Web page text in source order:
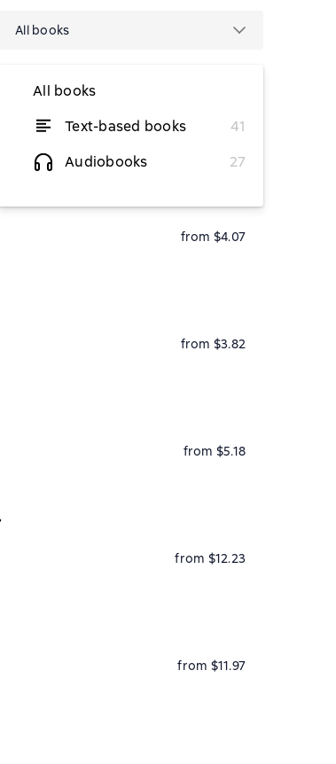
All books
All books
Text-based books
41
Audiobooks
27
from $6.91
from $4.07
from $3.82
from $5.18
from $12.23
from $11.97